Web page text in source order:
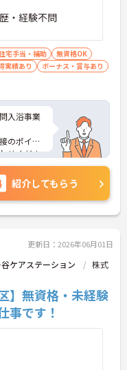
・経験不問
宅手当・補助
無資格OK
実績あり
ボーナス・賞与あり
入浴事業
のポイン
せくださ
紹介してもらう
更新日：2026年06月01日
ケアステーション
株式
】無資格・未経験
事です！